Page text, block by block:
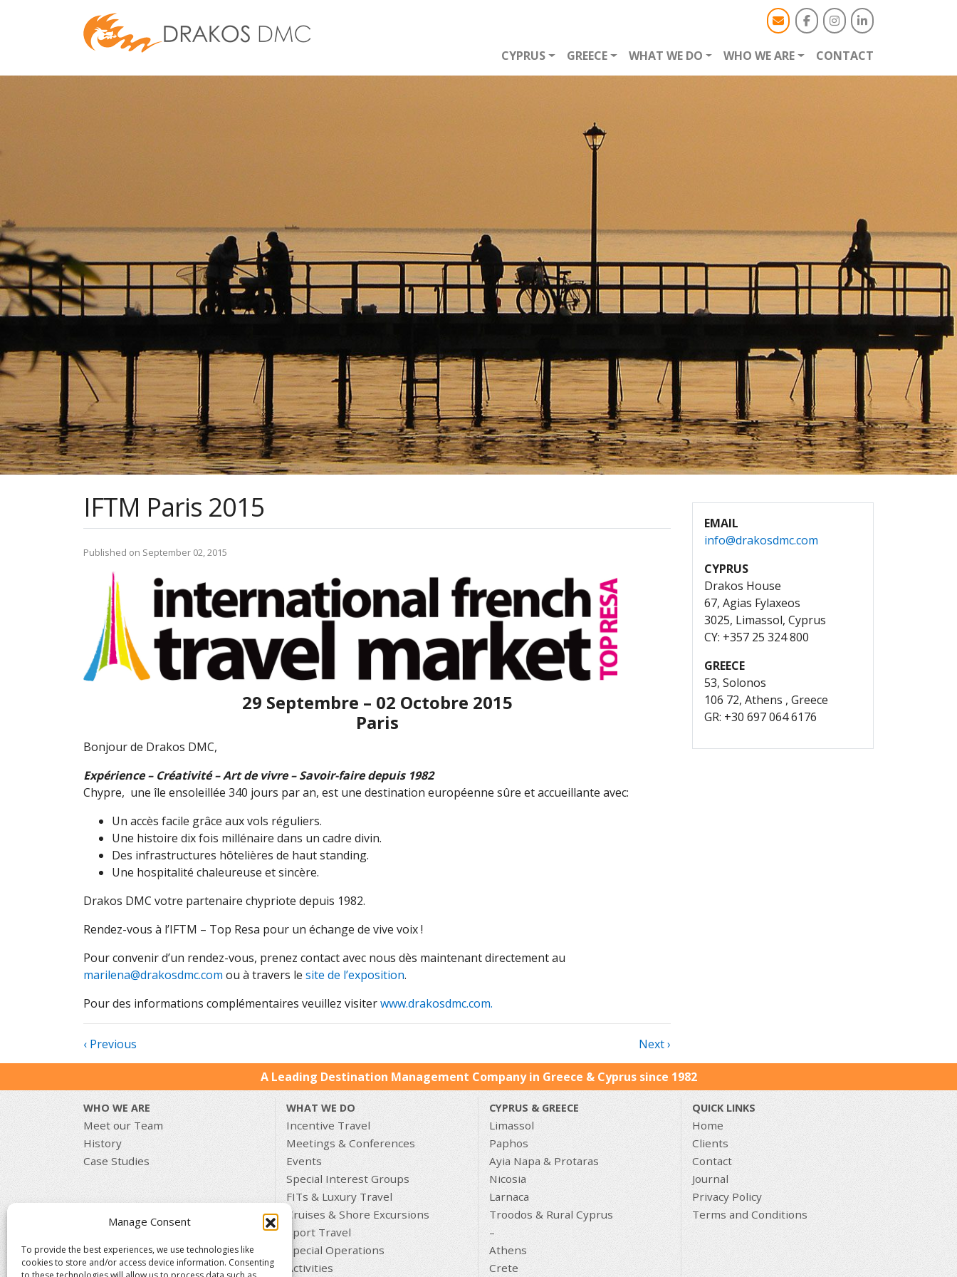
Manage Consent
To provide the best experiences, we use technologies like
cookies to store and/or access device information. Consenting
CYPRUS GREECE WHAT WE DO WHO WE ARE CONTACT
IFTM Paris 2015
Published on September 02, 2015
29 Septembre – 02 Octobre 2015
Paris
Bonjour de Drakos DMC,
Expérience – Créativité – Art de vivre – Savoir-faire depuis 1982
Chypre, une île ensoleillée 340 jours par an, est une destination européenne sûre et accueillante avec:
Un accès facile grâce aux vols réguliers.
Une histoire dix fois millénaire dans un cadre divin.
Des infrastructures hôtelières de haut standing.
Une hospitalité chaleureuse et sincère.
Drakos DMC votre partenaire chypriote depuis 1982.
Rendez-vous à l’IFTM – Top Resa pour un échange de vive voix !
Pour convenir d’un rendez-vous, prenez contact avec nous dès maintenant directement au
marilena@drakosdmc.com ou à travers le site de l’exposition.
Pour des informations complémentaires veuillez visiterwww.drakosdmc.com.
‹ Previous Next ›
EMAIL
info@drakosdmc.com
CYPRUS
Drakos House
67, Agias Fylaxeos
3025, Limassol, Cyprus
CY: +357 25 324 800
GREECE
53, Solonos
106 72, Athens , Greece
GR: +30 697 064 6176
A Leading Destination Management Company in Greece & Cyprus since 1982
WHO WE ARE
Meet our Team
History
Case Studies
WHAT WE DO
Incentive Travel
Meetings & Conferences
Events
Special Interest Groups
FITs & Luxury Travel
Cruises & Shore Excursions
Sport Travel
Special Operations
Activities
CYPRUS & GREECE
Limassol
Paphos
Ayia Napa & Protaras
Nicosia
Larnaca
Troodos & Rural Cyprus
–
Athens
Crete
QUICK LINKS
Home
Clients
Contact
Journal
Privacy Policy
Terms and Conditions